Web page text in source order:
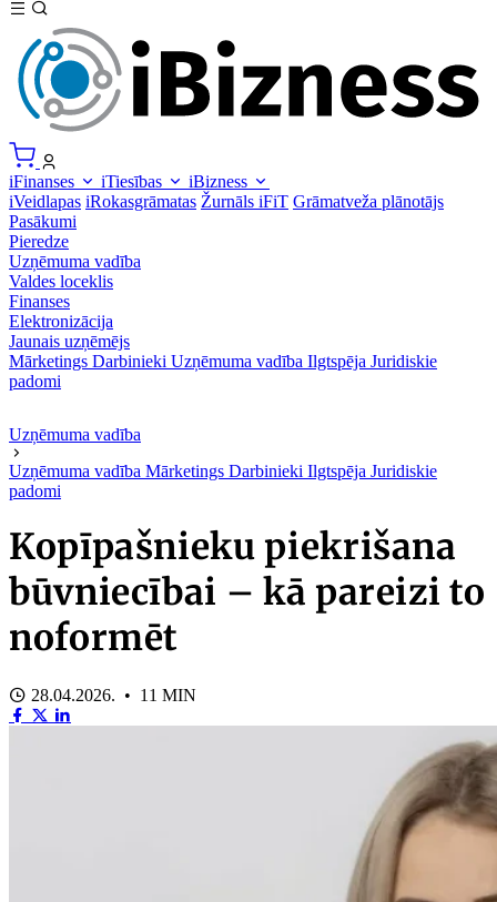
iFinanses iTiesības
iBizness
iVeidlapas iRokasgrāmatas Žurnāls iFiT Grāmatveža plānotājs
Pasākumi
Pieredze
Uzņēmuma vadība
Valdes loceklis
Finanses
Elektronizācija
Jaunais uzņēmējs
Mārketings Darbinieki Uzņēmuma vadība Ilgtspēja Juridiskie
padomi
Uzņēmuma vadība
Uzņēmuma vadība Mārketings Darbinieki Ilgtspēja Juridiskie
padomi
Kopīpašnieku piekrišana
būvniecībai – kā pareizi to
noformēt
28.04.2026. • 11 MIN